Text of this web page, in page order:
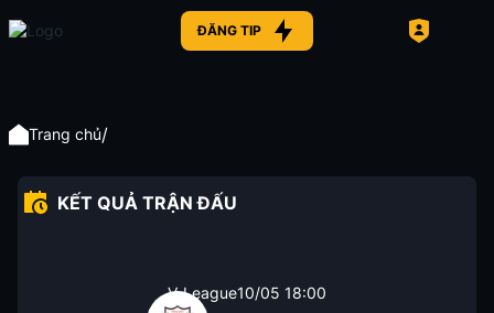
ĐĂNG TIP
Trang chủ/
KẾT QUẢ TRẬN ĐẤU
V-League10/05 18:00